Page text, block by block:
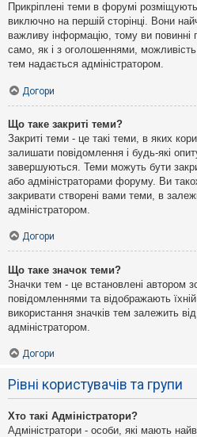
Прикріплені теми в форумі
виключно на першій сторінці. Вони
важливу інформацію, тому ви повинні
само, як і з оголошеннями,
тем надається адміністратором.
Догори
Що таке закриті теми?
Закриті теми - це такі теми, в яких
залишати повідомлення і будь-які
завершуються. Теми можуть бути
або адміністраторами форуму. Ви
закривати створені вами теми, в
адміністратором.
Догори
Що таке значок теми?
Значки тем - це встановлені автором
повідомленнями та відображають
використання значків тем залежить
адміністратором.
Догори
Рівні користувачів та групи
Хто такі Адміністратори?
Адміністратори - особи, які мають